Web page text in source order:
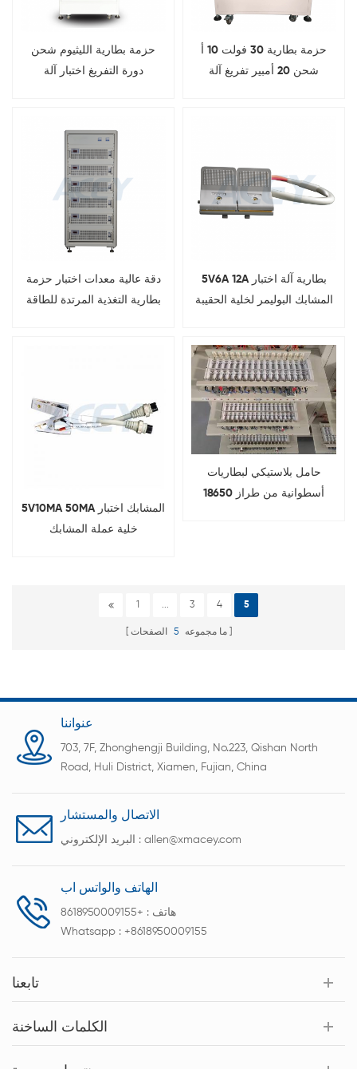
حزمة بطارية الليثيوم شحن
دورة التفريغ اختبار آلة
شحن 20 أمبير تفريغ آلة
دقة عالية معدات اختبار حزمة
بطارية التغذية المرتدة للطاقة
5V6A 12A بطارية آلة اختبار
المشابك البوليمر لخلية الحقيبة
5V10MA 50MA المشابك اختبار
خلية عملة المشابك
حامل بلاستيكي لبطاريات
أسطوانية من طراز 18650
... 3 4 5
ما مجموعه 5 الصفحات
عنواننا
703, 7F, Zhonghengji Building, No.223, Qishan North
Road, Huli District, Xiamen, Fujian, China
الاتصال والمستشار
البريد الإلكتروني : allen@xmacey.com
الهاتف والواتس اب
هاتف : +8618950009155
Whatsapp : +8618950009155
تابعنا
الكلمات الساخنة